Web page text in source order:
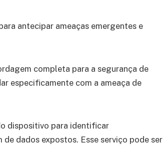
antecipar ameaças emergentes e
completa para a segurança de
especificamente com a ameaça de
dispositivo para identificar
dados expostos. Esse serviço pode ser